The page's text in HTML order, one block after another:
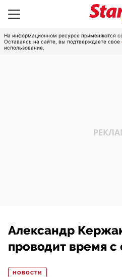
На информационном ресурсе применяются
Оставаясь на сайте, вы подтверждаете свое
использование.
Александр
проводит время
НОВОСТИ